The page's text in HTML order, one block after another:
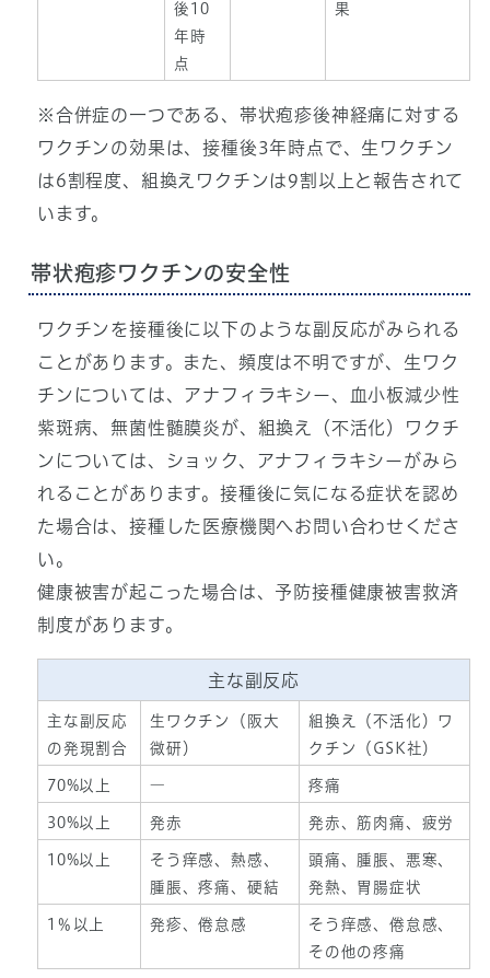
後10
年時
点
果
※合併症の一つである、帯状疱疹後神経痛に対する
ワクチンの効果は、接種後3年時点で、生ワクチン
は6割程度、組換えワクチンは9割以上と報告されて
います。
帯状疱疹ワクチンの安全性
ワクチンを接種後に以下のような副反応がみられる
ことがあります。また、頻度は不明ですが、生ワク
チンについては、アナフィラキシー、血小板減少性
紫斑病、無菌性髄膜炎が、組換え（不活化）ワクチ
ンについては、ショック、アナフィラキシーがみら
れることがあります。接種後に気になる症状を認め
た場合は、接種した医療機関へお問い合わせくださ
い。
健康被害が起こった場合は、予防接種健康被害救済
制度があります。
主な副反応
主な副反応
の発現割合
生ワクチン（阪大
微研）
組換え（不活化）ワ
クチン（GSK社）
70%以上 ― 疼痛
30%以上 発赤 発赤、筋肉痛、疲労
10%以上
そう痒感、熱感、
腫脹、疼痛、硬結
頭痛、腫脹、悪寒、
発熱、胃腸症状
1％以上 発疹、倦怠感
そう痒感、倦怠感、
その他の疼痛